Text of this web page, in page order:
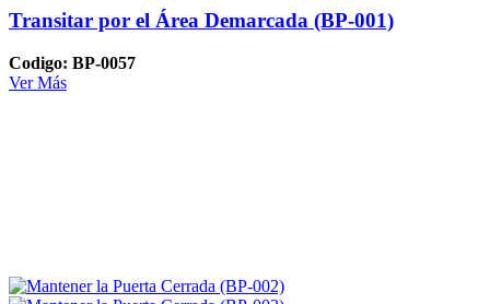
Transitar por el Área Demarcada (BP-001)
Codigo: BP-0057
Ver Más